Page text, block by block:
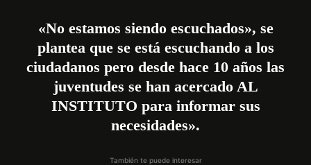
«No estamos siendo escuchados», se
plantea que se está escuchando a los
ciudadanos pero desde hace 10 años las
juventudes se han acercado AL
INSTITUTO para informar sus
necesidades».
También te puede interesar